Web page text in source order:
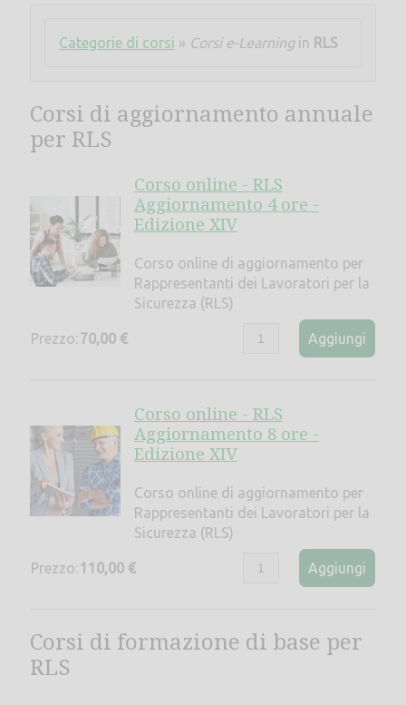
Categorie di corsi » Corsi e-Learningin RLS
Corsi di aggiornamento annuale
per RLS
Corso online - RLS
Aggiornamento 4 ore -
Edizione XIV
Corso online di aggiornamento per
Rappresentanti dei Lavoratori per la
Sicurezza (RLS)
Prezzo: 70,00 € Aggiungi
Corso online - RLS
Aggiornamento 8 ore -
Edizione XIV
Corso online di aggiornamento per
Rappresentanti dei Lavoratori per la
Sicurezza (RLS)
Prezzo: 110,00 € Aggiungi
Corsi di formazione di base per
RLS